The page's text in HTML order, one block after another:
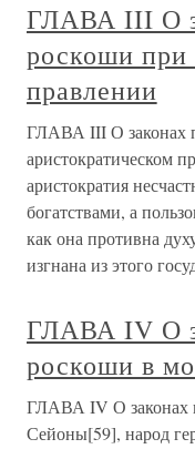
ГЛАВА III О
роскоши при
правлении
ГЛАВА III О законах
аристократическом
аристократия
богатствами, а
как она противна
изгнана из этого
ГЛАВА IV О
роскоши в
ГЛАВА IV О законах
Сейоны[59], народ